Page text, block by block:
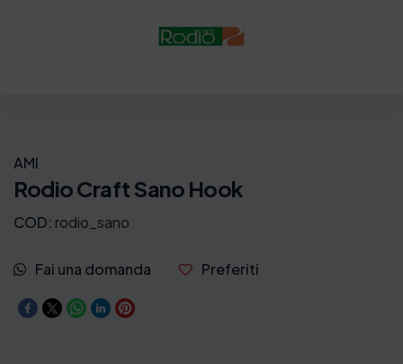
AMI
Rodio Craft Sano Hook
COD: rodio_sano
Fai una domanda Preferiti